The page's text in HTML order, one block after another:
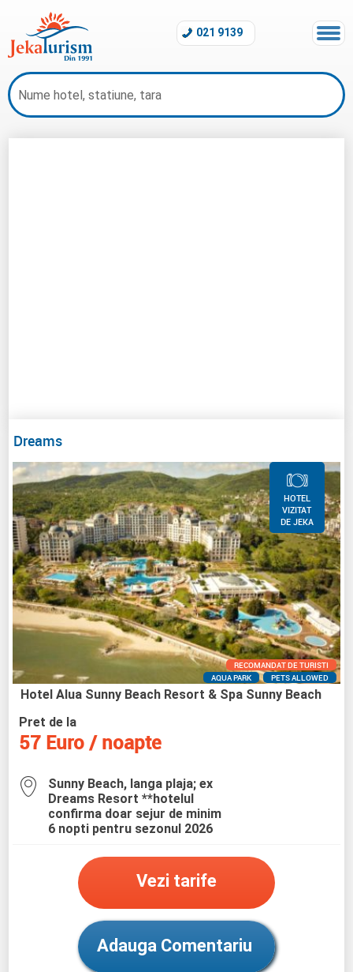
021 9139
Dreams
HOTEL
VIZITAT
DE JEKA
RECOMANDAT DE TURISTI
AQUA PARK
PETS ALLOWED
Hotel Alua Sunny Beach Resort & Spa Sunny Beach
Pret de la
57 Euro / noapte
Sunny Beach, langa plaja; ex
Dreams Resort **hotelul
confirma doar sejur de minim
6 nopti pentru sezonul 2026
Vezi tarife
Adauga Comentariu